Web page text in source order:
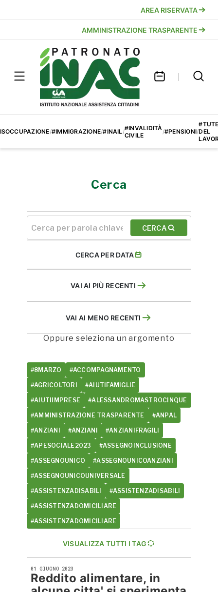
AREA RISERVATA
AMMINISTRAZIONE TRASPARENTE
/#IMMIGRAZIONE/#INAIL/#INVALIDITÀ
CIVILE
/#PENSIONI/DEL
Cerca
CERCA
CERCA PER DATA
VAI AI PIÙ RECENTI
VAI AI MENO RECENTI
Oppure seleziona un argomento
#8MARZO #ACCOMPAGNAMENTO
#AGRICOLTORI #AIUTIFAMIGLIE
#AIUTIIMPRESE #ALESSANDROMASTROCINQUE
#AMMINISTRAZIONE TRASPARENTE #ANPAL
#ANZIANI #ANZIANI #ANZIANIFRAGILI
#APESOCIALE2023 #ASSEGNOINCLUSIONE
#ASSEGNOUNICO #ASSEGNOUNICOANZIANI
#ASSEGNOUNICOUNIVERSALE
#ASSISTENZADISABILI #ASSISTENZADISABILI
#ASSISTENZADOMICILIARE
#ASSISTENZADOMICILIARE
VISUALIZZA TUTTI I TAG
01 GIUGNO 2023
Reddito alimentare, in